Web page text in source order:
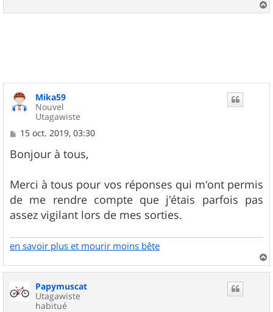
a
Mika59
Nouvel
Utagawiste
M
s
s
g
e
15 oct. 2019, 03:30
Bonjour à tous,
Merci à tous pour vos réponses qui m'ont permis
de me rendre compte que j'étais parfois pas
assez vigilant lors de mes sorties.
en savoir plus et mourir moins bête
a
Papymuscat
Utagawiste
habitué